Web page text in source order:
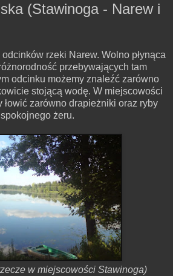
(Stawinoga - Narew i
rzeki Narew. Wolno płynąca
przebywających tam
odcinku możemy znaleźć zarówno
stojącą wodę. W miejscowości
łowić zarówno drapieżniki oraz ryby
spokojnego żeru.
w miejscowości Stawinoga)